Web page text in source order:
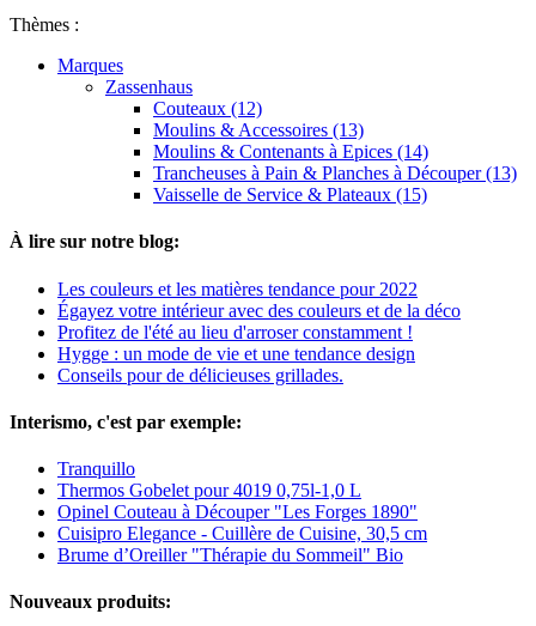
Thèmes :
Marques
Zassenhaus
Couteaux (12)
Moulins & Accessoires (13)
Moulins & Contenants à Epices (14)
Trancheuses à Pain & Planches à Découper (13)
Vaisselle de Service & Plateaux (15)
À lire sur notre blog:
Les couleurs et les matières tendance pour 2022
Égayez votre intérieur avec des couleurs et de la déco
Profitez de l'été au lieu d'arroser constamment !
Hygge : un mode de vie et une tendance design
Conseils pour de délicieuses grillades.
Interismo, c'est par exemple:
Tranquillo
Thermos Gobelet pour 4019 0,75l-1,0 L
Opinel Couteau à Découper "Les Forges 1890"
Cuisipro Elegance - Cuillère de Cuisine, 30,5 cm
Brume d’Oreiller "Thérapie du Sommeil" Bio
Nouveaux produits: